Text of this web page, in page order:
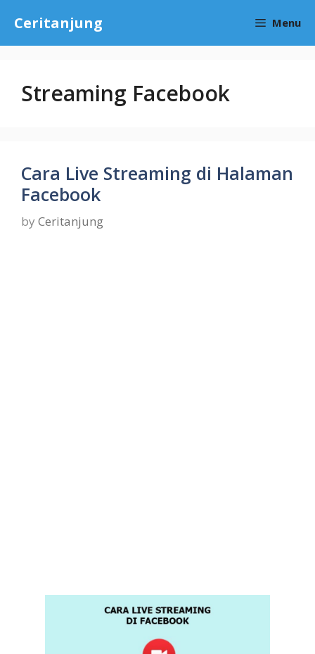
content
Ceritanjung Menu
Streaming Facebook
Cara Live Streaming di Halaman
Facebook
by Ceritanjung